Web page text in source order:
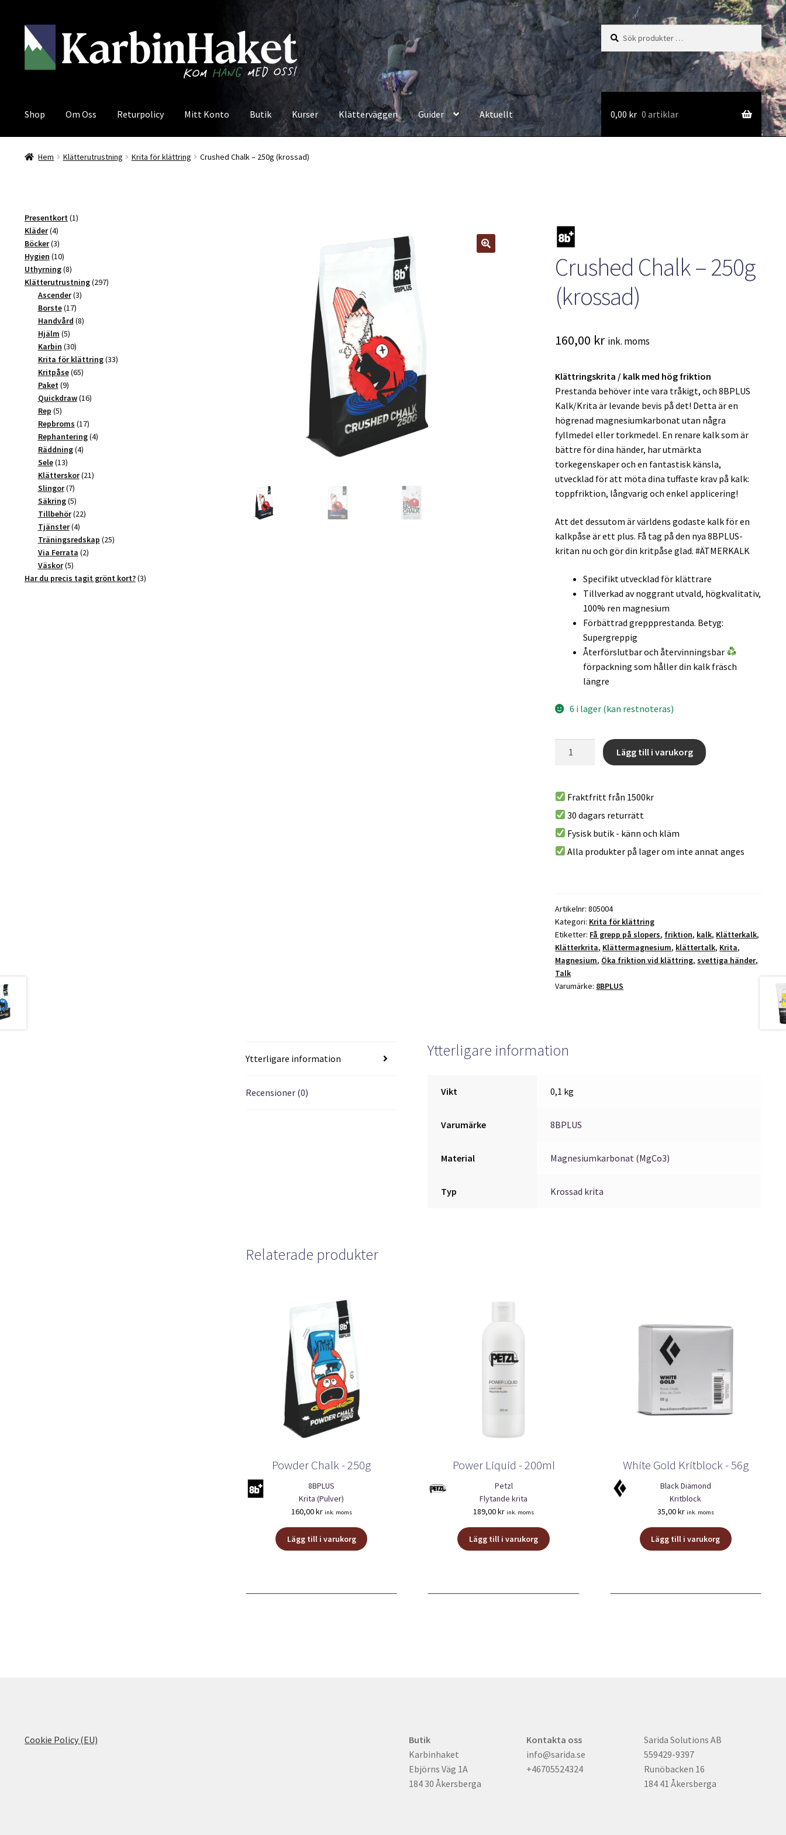
Hoppa
till
navigering
Hoppa
till
innehåll
Sök
efter:
Sök
Shop Om Oss Returpolicy Mitt Konto Butik Kurser Klätterväggen Guider Aktuellt 0,00 kr 0 artiklar
Hem Klätterutrustning Krita för klättring Crushed Chalk – 250g (krossad)
Crushed Chalk – 250g
(krossad)
160,00 kr ink. moms
Klättringskrita / kalk med hög friktion
Prestanda behöver inte vara tråkigt, och 8BPLUS
Kalk/Krita är levande bevis på det! Detta är en
högrenad magnesiumkarbonat utan några
fyllmedel eller torkmedel. En renare kalk som är
bättre för dina händer, har utmärkta
torkegenskaper och en fantastisk känsla,
utvecklad för att möta dina tuffaste krav på kalk:
toppfriktion, långvarig och enkel applicering!
Att det dessutom är världens godaste kalk för en
kalkpåse är ett plus. Få tag på den nya 8BPLUS-
kritan nu och gör din kritpåse glad. #ÄTMERKALK
Specifikt utvecklad för klättrare
Tillverkad av noggrant utvald, högkvalitativ,
100% ren magnesium
Förbättrad greppprestanda. Betyg:
Supergreppig
Återförslutbar och återvinningsbar
förpackning som håller din kalk fräsch
längre
6 i lager (kan restnoteras)
250g
(krossad)
mängd
Lägg till i varukorg
t
Fraktfritt från 1500kr
30 dagars returrätt
Fysisk butik - känn och kläm
Alla produkter på lager om inte annat anges
Artikelnr:805004
Kategori: Krita för klättring
Etiketter: Få grepp på slopers, friktion, kalk, Klätterkalk,
Klätterkrita, Klättermagnesium, klättertalk, Krita,
Magnesium, Öka friktion vid klättring,svettiga händer,
Talk
Varumärke: 8BPLUS
Ytterligare information
Recensioner (0)
Ytterligare information
Vikt 0,1 kg
Varumärke 8BPLUS
Material Magnesiumkarbonat (MgCo3)
Typ Krossad krita
Relaterade produkter
Powder Chalk - 250g
8BPLUS
Krita (Pulver)
160,00kr ink. moms
Lägg till i varukorg
Power Liquid - 200ml
Petzl
Flytande krita
189,00kr ink. moms
Lägg till i varukorg
White Gold Kritblock - 56g
Black Diamond
Kritblock
35,00kr ink. moms
Lägg till i varukorg
Presentkort 11
Kläder 44
produkter
Böcker 33
produkter
Hygien 1010
produkter
Uthyrning 88
produkter
Klätterutrustning 297297
Ascender 33
Borste 1717
produkter
Handvård 88
Hjälm 55
produkter
Karbin 3030
produkter
Krita för klättring 3333
Kritpåse 6565
Paket 99
produkter
Quickdraw 1616
Rep 55
produkter
Repbroms 1717
produkter
Rephantering 44
Räddning 44
Sele 1313
produkter
Klätterskor 2121
Slingor 77
produkter
Säkring 55
produkter
Tillbehör 2222
Tjänster 44
produkter
Träningsredskap 2525
Via Ferrata 22
Väskor 55
produkter
Har du precis tagit grönt kort? 33
Cookie Policy (EU)
Butik
Karbinhaket
Ebjörns Väg 1A
184 30 Åkersberga
Kontakta oss
info@sarida.se
+46705524324
Sarida Solutions AB
559429-9397
Runöbacken 16
184 41 Åkersberga